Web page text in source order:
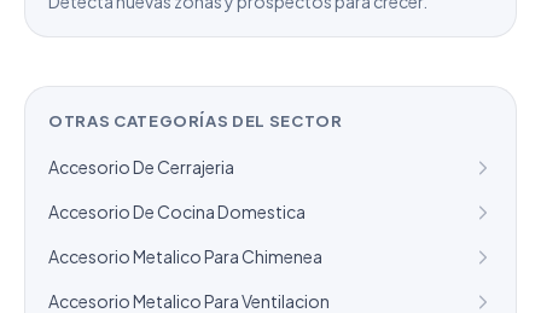
OTRAS CATEGORÍAS DEL SECTOR
Accesorio De Cerrajeria
Accesorio De Cocina Domestica
Accesorio Metalico Para Chimenea
Accesorio Metalico Para Ventilacion